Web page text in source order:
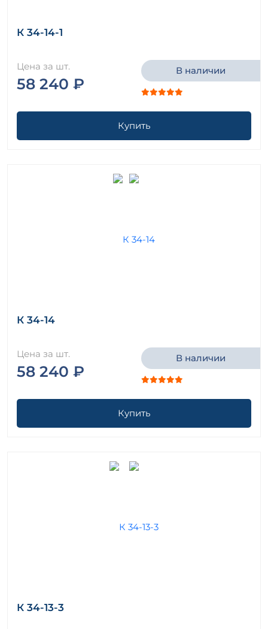
К 34-14-1
Цена за шт.
58 240 ₽
В наличии
Купить
К 34-14
Цена за шт.
58 240 ₽
В наличии
Купить
К 34-13-3